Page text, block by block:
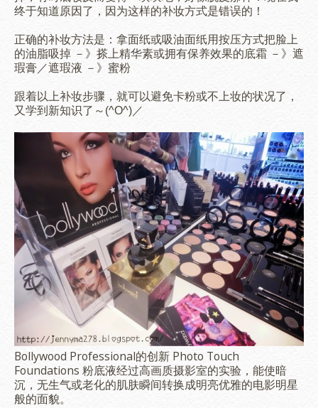
终于知道原因了，因为这样的补妆方式是错误的！
正确的补妆方法是：拿面纸或吸油面纸用按压方式把脸上
的油脂吸掉 －》搽上精华素或拥有保养效果的底霜 －》遮
瑕膏／遮瑕液 －》蜜粉
跟着以上补妆步骤，就可以避免卡粉或不上妆的状况了，
又学到新知识了～ (^O^)／
Bollywood Professional的创新 Photo Touch
Foundations 粉底液经过高画质摄影室的实验，能使暗
沉，无生气或老化的肌肤瞬间转换成明亮优雅的电影明星
般的面貌。